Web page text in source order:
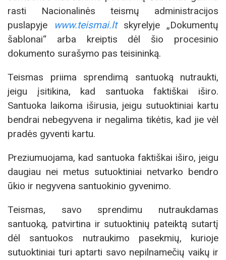
rasti Nacionalinės teismų administracijos
puslapyje
www.teismai.ltskyrelyje „Dokumentų
šablonai“ arba kreiptis dėl šio procesinio
dokumento surašymo pas teisininką.
Teismas priima sprendimą santuoką nutraukti,
jeigu įsitikina, kad santuoka faktiškai iširo.
Santuoka laikoma iširusia, jeigu sutuoktiniai kartu
bendrai nebegyvena ir negalima tikėtis, kad jie vėl
pradės gyventi kartu.
Preziumuojama, kad santuoka faktiškai iširo, jeigu
daugiau nei metus sutuoktiniai netvarko bendro
ūkio ir negyvena santuokinio gyvenimo.
Teismas, savo sprendimu nutraukdamas
santuoką, patvirtina ir sutuoktinių pateiktą sutartį
dėl santuokos nutraukimo pasekmių, kurioje
sutuoktiniai turi aptarti savo nepilnamečių vaikų ir